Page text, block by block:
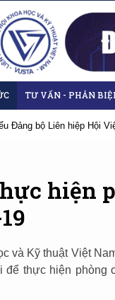
TƯ VẤN - PHẢN
Đảng bộ Liên hiệp Hội
hiện
và Kỹ thuật Việt
để thực hiện